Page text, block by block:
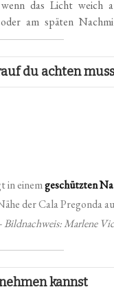
das Licht weich
am späten
du achten
in einemgeschützten
Bildnachweis: Marlene
kannst